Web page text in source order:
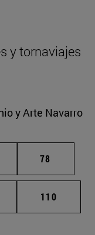
y tornaviajes
y Arte Navarro
intermedias
Página
78
Páginas intermedias
Página
110